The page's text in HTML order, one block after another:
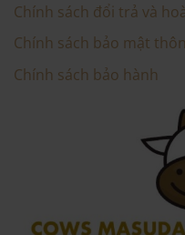
Chính sách đổi trả và
Chính sách bảo mật
Chính sách bảo hành